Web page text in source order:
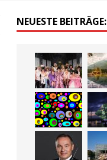
NEUESTE BEITRÄGE: